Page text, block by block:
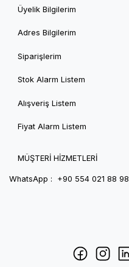
Üyelik Bilgilerim
Adres Bilgilerim
Siparişlerim
Stok Alarm Listem
Alışveriş Listem
Fiyat Alarm Listem
MÜŞTERİ HİZMETLERİ
WhatsApp : +90 554 021 88 98